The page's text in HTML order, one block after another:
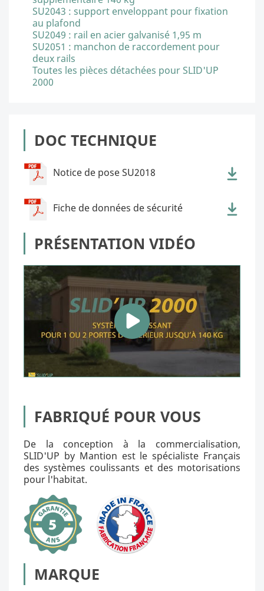
SU2043 : support enveloppant pour fixation
au plafond
SU2049 : rail en acier galvanisé 1,95 m
SU2051 : manchon de raccordement pour
deux rails
Toutes les pièces détachées pour SLID'UP
2000
DOC TECHNIQUE
Notice de pose SU2018
Fiche de données de sécurité
PRÉSENTATION VIDÉO
FABRIQUÉ POUR VOUS
De la conception à la commercialisation,
SLID'UP by Mantion est le spécialiste Français
des systèmes coulissants et des motorisations
pour l'habitat.
MARQUE